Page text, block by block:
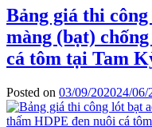
Bảng giá thi
màng (bạt)
cá tôm tại Tam
Posted on 03/09/202024/06/